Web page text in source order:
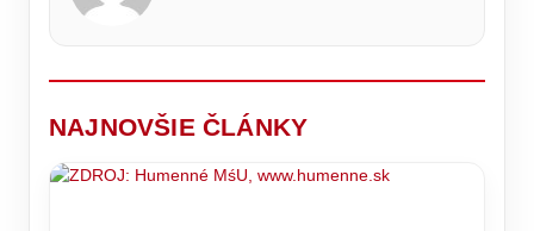
o
oddýchne
len
NAJNOVŠIE ČLÁNKY